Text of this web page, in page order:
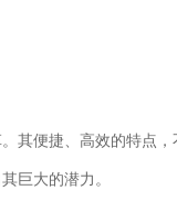
其便捷、高效的特点
巨大的潜力。